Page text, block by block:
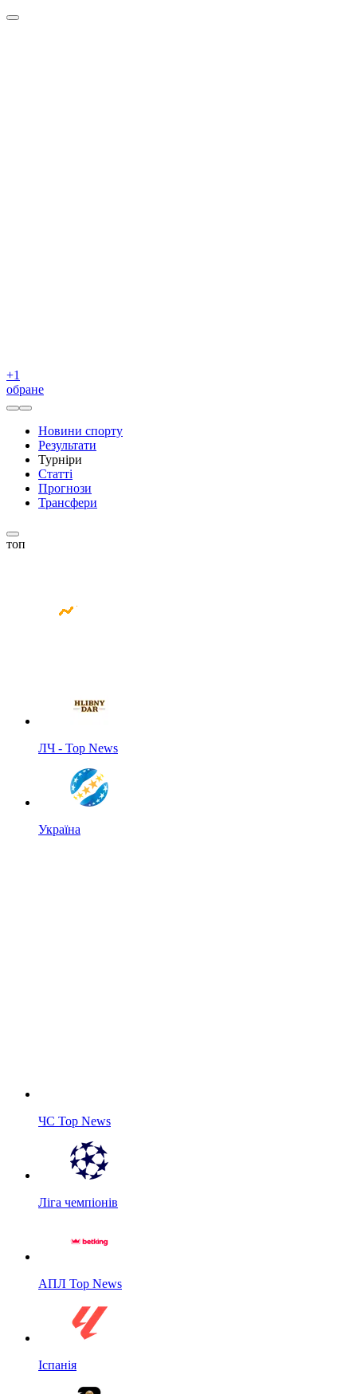
+1
обране
Новини спорту
Результати
Турніри
Статті
Прогнози
Трансфери
топ
ЛЧ - Top News
Україна
ЧС Top News
Ліга чемпіонів
АПЛ Top News
Іспанія